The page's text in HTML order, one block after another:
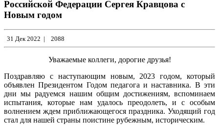
Российской Федерации Сергея Кравцова с
Новым годом
31 Дек 2022 | 2088
Уважаемые коллеги, дорогие друзья!
Поздравляю с наступающим новым, 2023 годом, который
объявлен Президентом Годом педагога и наставника. В эти
дни мы радуемся нашим общим достижениям, вспоминаем
испытания, которые нам удалось преодолеть, и с особым
волнением ждем приближающегося праздника. Уходящий год
стал для нашей страны поистине рубежным, историческим.